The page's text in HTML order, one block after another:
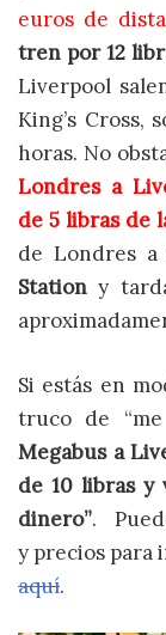
euros de
tren por 12
Liverpool
King’s Cross,
horas. No
Londres a
de 5 libras de
de Londres
Station y
Si estás en
truco de
Megabus a
de 10 libras y
dinero”.
y precios para
aquí.